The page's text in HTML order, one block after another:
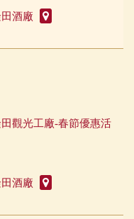
酒廠
觀光工廠-春節優惠活
酒廠